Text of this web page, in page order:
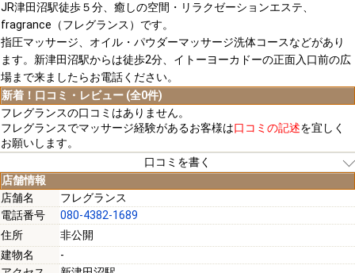
JR津田沼駅徒歩５分、癒しの空間・リラクゼーションエステ、
fragrance（フレグランス）です。
指圧マッサージ、オイル・パウダーマッサージ洗体コースなどがあり
ます。新津田沼駅からは徒歩2分、イトーヨーカドーの正面入口前の広
場まで来ましたらお電話ください。
新着！口コミ・レビュー (全0件)
フレグランスの口コミはありません。
フレグランスでマッサージ経験があるお客様は口コミの記述を宜しく
お願いします。
口コミを書く
[必須]
[必須]
店舗情報
店舗名
フレグランス
電話番号
080-4382-1689
住所
非公開
建物名
-